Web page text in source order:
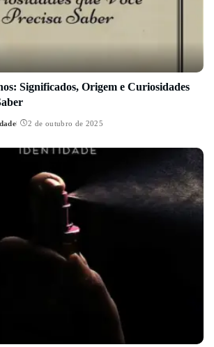
Significados, Origem e Curiosidades
2 de outubro de 2025